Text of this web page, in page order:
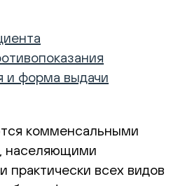
и форма выдачи
комменсальными
населяющими
практически всех видов